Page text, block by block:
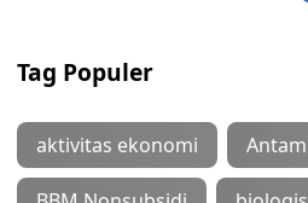
Tag Populer
aktivitas ekonomi Antam